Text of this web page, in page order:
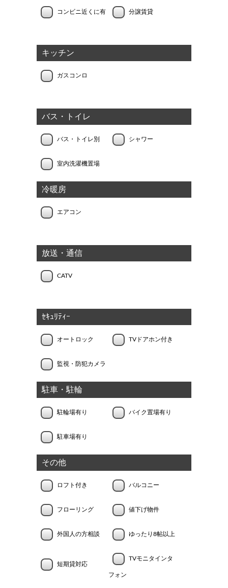
コンビニ近くに有 分譲賃貸
キッチン
ガスコンロ
バス・トイレ
バス・トイレ別 シャワー
室内洗濯機置場
冷暖房
エアコン
放送・通信
CATV
ｾｷｭﾘﾃｨｰ
オートロック TVドアホン付き
監視・防犯カメラ
駐車・駐輪
駐輪場有り バイク置場有り
駐車場有り
その他
ロフト付き バルコニー
フローリング 値下げ物件
外国人の方相談 ゆったり8帖以上
短期貸対応
TVモニタインタ
フォン